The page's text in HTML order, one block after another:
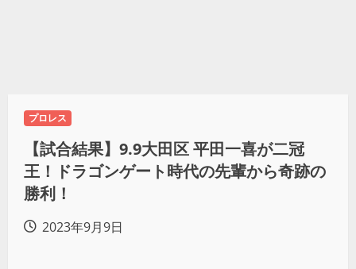
プロレス
【試合結果】9.9大田区 平田一喜が二冠
王！ドラゴンゲート時代の先輩から奇跡の
勝利！
2023年9月9日